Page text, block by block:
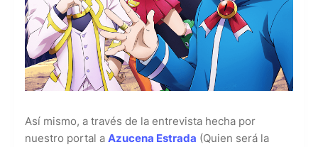
Así mismo, a través de la entrevista hecha por
nuestro portal a Azucena Estrada (Quien será la